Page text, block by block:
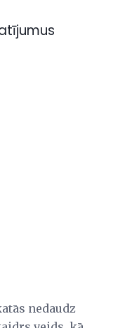
nedaudz